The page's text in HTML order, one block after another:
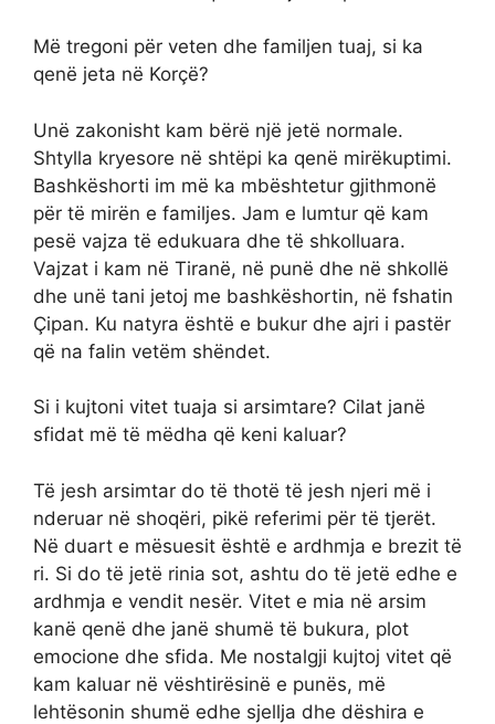
Më tregoni për veten dhe familjen tuaj, si ka
qenë jeta në Korçë?
Unë zakonisht kam bërë një jetë normale.
Shtylla kryesore në shtëpi ka qenë mirëkuptimi.
Bashkëshorti im më ka mbështetur gjithmonë
për të mirën e familjes. Jam e lumtur që kam
pesë vajza të edukuara dhe të shkolluara.
Vajzat i kam në Tiranë, në punë dhe në shkollë
dhe unë tani jetoj me bashkëshortin, në fshatin
Çipan. Ku natyra është e bukur dhe ajri i pastër
që na falin vetëm shëndet.
Si i kujtoni vitet tuaja si arsimtare? Cilat janë
sfidat më të mëdha që keni kaluar?
Të jesh arsimtar do të thotë të jesh njeri më i
nderuar në shoqëri, pikë referimi për të tjerët.
Në duart e mësuesit është e ardhmja e brezit të
ri. Si do të jetë rinia sot, ashtu do të jetë edhe e
ardhmja e vendit nesër. Vitet e mia në arsim
kanë qenë dhe janë shumë të bukura, plot
emocione dhe sfida. Me nostalgji kujtoj vitet që
kam kaluar në vështirësinë e punës, më
lehtësonin shumë edhe sjellja dhe dëshira e